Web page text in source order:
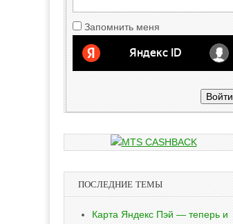
Запомнить меня
Войти
ПОСЛЕДНИЕ ТЕМЫ
Карта Яндекс Пэй — теперь и